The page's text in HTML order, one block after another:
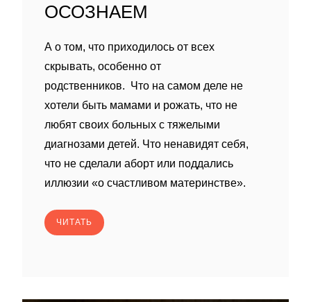
ОСОЗНАЕМ
А о том, что приходилось от всех
скрывать, особенно от
родственников. Что на самом деле не
хотели быть мамами и рожать, что не
любят своих больных с тяжелыми
диагнозами детей. Что ненавидят себя,
что не сделали аборт или поддались
иллюзии «о счастливом материнстве».
ЧИТАТЬ